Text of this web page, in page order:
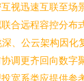
视迅速互联至
合远程容控分
、公云架构因
调更齐回向数
宽系类应提供